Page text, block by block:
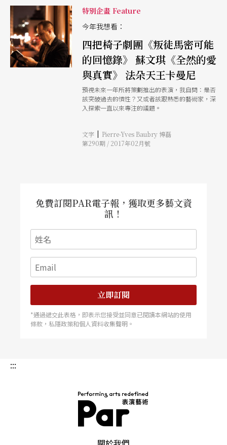
特別企畫 Feature
今年我想看：
四把椅子劇團《叛徒馬密可能
的回憶錄》 蘇文琪《全然的愛
與真實》 法朵天王卡曼尼
預視未來一年所將策劃推出的表演，我自問：是否
該突破過去的慣性？又或者該跟熟悉的藝術家，深
入探索一直以來專注的議題。
文字 | Pierre-Yves Baubry 博磊
第290期 / 2017年02月號
免費訂閱PAR電子報，獲取更多藝文資
訊！
立即訂閱
*通過遞交此表格，即表示您接受並同意已閱讀本網站的使用
條款，私隱政策和個人資料收集聲明。
:::